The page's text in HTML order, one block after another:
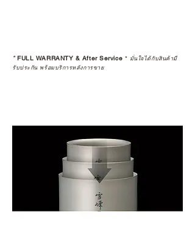
*FULL WARRANTY & After Service * มั่นใจได้กับสินค้ามี
รับประกัน พร้อมบริการหลังการขาย